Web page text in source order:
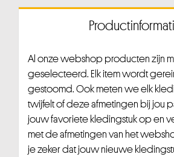
Al onze webshop producten zijn
geselecteerd. Elk item wordt
gestoomd. Ook meten we elk
twijfelt of deze afmetingen bij jou
jouw favoriete kledingstuk op en
met de afmetingen van het
je zeker dat jouw nieuwe